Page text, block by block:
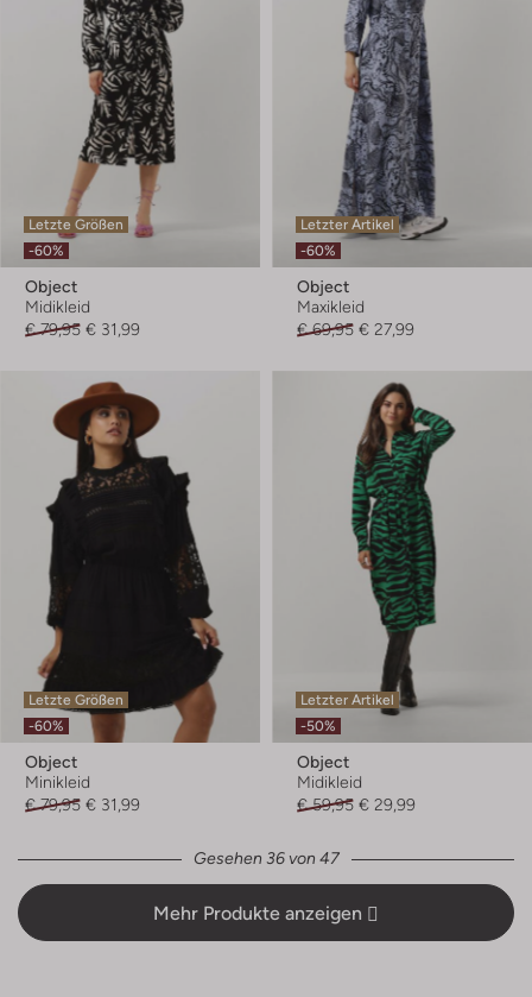
Letzte Größen
-60%
Object
Midikleid
€ 79,95 € 31,99
Letzter Artikel
-60%
Object
Maxikleid
€ 69,95 € 27,99
Letzte Größen
-60%
Object
Minikleid
€ 79,95 € 31,99
Letzter Artikel
-50%
Object
Midikleid
€ 59,95 € 29,99
Gesehen 36 von 47
Mehr Produkte anzeigen